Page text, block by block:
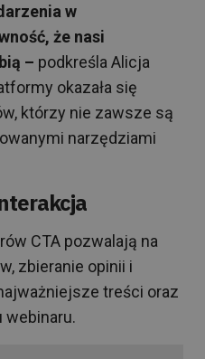
w
że nasi
– podkreśla Alicja
okazała się
którzy nie zawsze są
narzędziami
CTA pozwalają na
zbieranie opinii i
treści oraz
webinaru.